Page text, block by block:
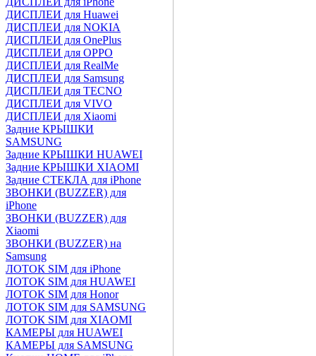
ДИСПЛЕИ для Huawei
ДИСПЛЕИ для NOKIA
ДИСПЛЕИ для OnePlus
ДИСПЛЕИ для OPPO
ДИСПЛЕИ для RealMe
ДИСПЛЕИ для Samsung
ДИСПЛЕИ для TECNO
ДИСПЛЕИ для VIVO
ДИСПЛЕИ для Xiaomi
Задние КРЫШКИ
SAMSUNG
Задние КРЫШКИ HUAWEI
Задние КРЫШКИ XIAOMI
Задние СТЕКЛА для iPhone
ЗВОНКИ (BUZZER) для
iPhone
ЗВОНКИ (BUZZER) для
Xiaomi
ЗВОНКИ (BUZZER) на
Samsung
ЛОТОК SIM для iPhone
ЛОТОК SIM для HUAWEI
ЛОТОК SIM для Honor
ЛОТОК SIM для SAMSUNG
ЛОТОК SIM для XIAOMI
КАМЕРЫ для HUAWEI
КАМЕРЫ для SAMSUNG